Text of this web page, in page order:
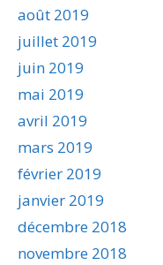
août 2019
juillet 2019
juin 2019
mai 2019
avril 2019
mars 2019
février 2019
janvier 2019
décembre 2018
novembre 2018